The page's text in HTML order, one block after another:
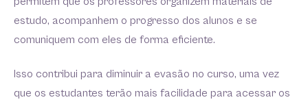
estudo, acompanhem o progresso dos alunos e se
comuniquem com eles de forma eficiente.
Isso contribui para diminuir a evasão no curso, uma vez
que os estudantes terão mais facilidade para acessar os